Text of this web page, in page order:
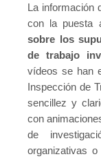
La información
con la puesta
sobre los
de trabajo
vídeos se han
Inspección de
sencillez y
con
de
organizativas